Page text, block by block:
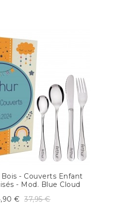
- Couverts Enfant
- Mod. Blue Cloud
€ 37,95 €